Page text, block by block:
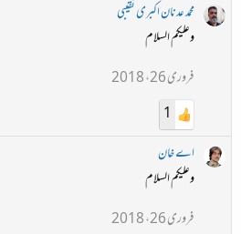
محمد عدنان اکبری نقیبی
وعلیکم السلام
فروری 26، 2018
1
اے خان
وعلیکم السلام
فروری 26، 2018